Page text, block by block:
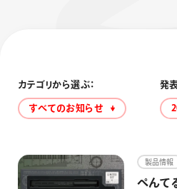
ブラッシュ（筆）
その他
採用情報
運営会社
カテゴリから選ぶ：
すべてのお知らせ
発
製品情報
ぺんて